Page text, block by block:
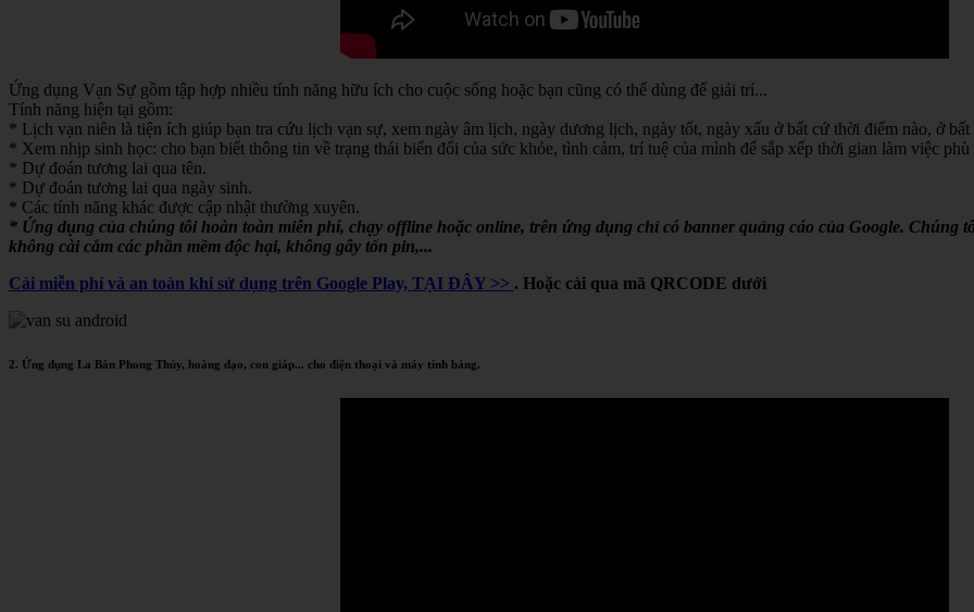
Ứng dụng Vạn Sự gồm tập hợp nhiều tính năng hữu ích cho cuộc sống hoặc bạn cũng có thể dùng để giải trí...
Tính năng hiện tại gồm:
* Lịch vạn niên là tiện ích giúp bạn tra cứu lịch vạn sự, xem ngày âm lịch, ngày dương lịch, ngày tốt, ngày xấu ở bất cứ thời điểm nào, ở bất
* Xem nhịp sinh học: cho bạn biết thông tin về trạng thái biến đổi của sức khỏe, tình cảm, trí tuệ của mình để sắp xếp thời gian làm việc phù
* Dự đoán tương lai qua tên.
* Dự đoán tương lai qua ngày sinh.
* Các tính năng khác được cập nhật thường xuyên.
* Ứng dụng của chúng tôi hoàn toàn miễn phí, chạy offline hoặc online, trên ứng dụng chỉ có banner quảng cáo của Google. Chúng
không cài cắm các phần mềm độc hại, không gây tốn pin,...
Cài miễn phí và an toàn khi sử dụng trên Google Play, TẠI ĐÂY >> . Hoặc cài qua mã QRCODE dưới
2. Ứng dụng La Bàn Phong Thủy, hoàng đạo, con giáp... cho điện thoại và máy tính bảng.